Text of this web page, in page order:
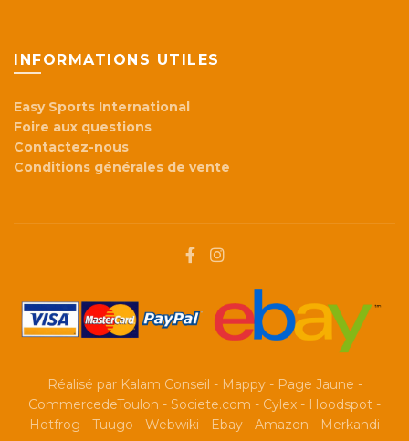
INFORMATIONS UTILES
Easy Sports International
Foire aux questions
Contactez-nous
Conditions générales de vente
Réalisé par Kalam Conseil - Mappy- Page Jaune -
CommercedeToulon - Societe.com - Cylex - Hoodspot -
Hotfrog - Tuugo - Webwiki - Ebay - Amazon - Merkandi